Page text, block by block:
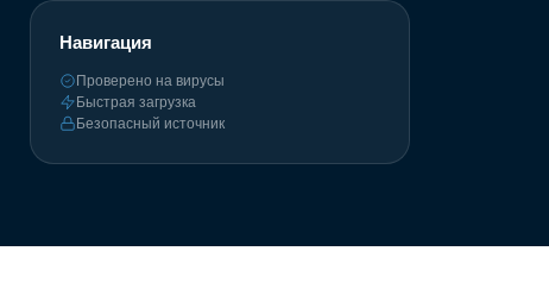
Навигация
Проверено на вирусы
Быстрая загрузка
Безопасный источник